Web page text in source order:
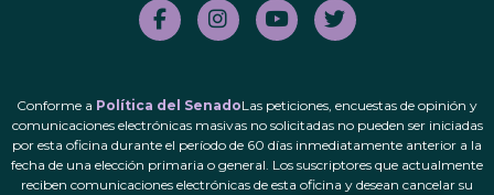
Conforme a Política del SenadoLas peticiones, encuestas de opinión y
comunicaciones electrónicas masivas no solicitadas no pueden ser iniciadas
por esta oficina durante el período de 60 días inmediatamente anterior a la
fecha de una elección primaria o general. Los suscriptores que actualmente
reciben comunicaciones electrónicas de esta oficina y desean cancelar su